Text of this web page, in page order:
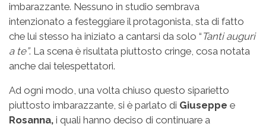
imbarazzante. Nessuno in studio sembrava
intenzionato a festeggiare il protagonista, sta di fatto
che lui stesso ha iniziato a cantarsi da solo “ Tanti auguri
a te”. La scena è risultata piuttosto cringe, cosa notata
anche dai telespettatori.
Ad ogni modo, una volta chiuso questo siparietto
piuttosto imbarazzante, si è parlato di Giuseppe e
Rosanna, i quali hanno deciso di continuare a